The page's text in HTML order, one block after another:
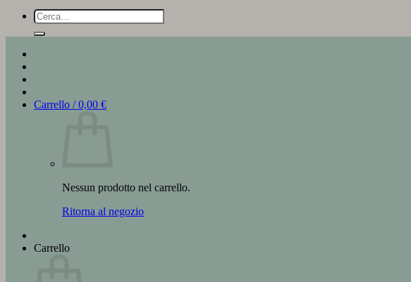
Cerca:
Carrello /0,00 €
Nessun prodotto nel carrello.
Ritorna al negozio
Carrello